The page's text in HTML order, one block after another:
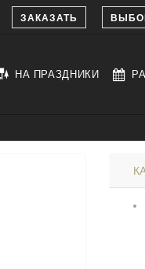
ЗАКАЗАТЬ
НА ПРАЗДНИКИ